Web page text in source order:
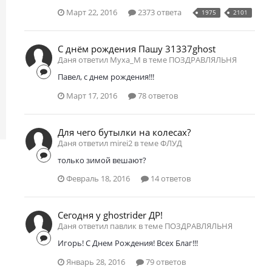
Март 22, 2016
2373 ответа 1975 2101
С днём рождения Пашу 31337ghost
Даня ответил Myxa_M в теме ПОЗДРАВЛЯЛЬНЯ
Павел, с днем рождения!!!
Март 17, 2016
78 ответов
Для чего бутылки на колесах?
Даня ответил mirei2 в темеФЛУД
только зимой вешают?
Февраль 18, 2016
14 ответов
Сегодня у ghostrider ДР!
Даня ответил павлик в теме ПОЗДРАВЛЯЛЬНЯ
Игорь! С Днем Рождения! Всех Благ!!!
Январь 28, 2016
79 ответов